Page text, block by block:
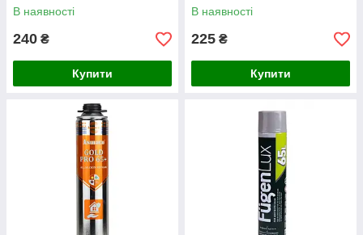
В наявності
240 ₴
Купити
В наявності
225 ₴
Купити